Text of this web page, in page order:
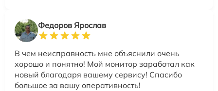
Федоров Ярослав
В чем неисправность мне объяснили очень
хорошо и понятно! Мой монитор заработал как
новый благодаря вашему сервису! Спасибо
большое за вашу оперативность!